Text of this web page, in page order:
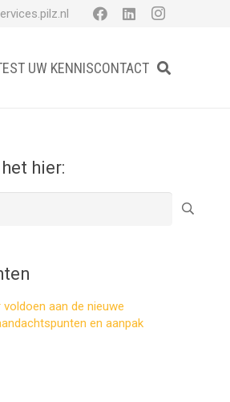
UW KENNISCONTACT
hier:
aan de nieuwe
en aanpak